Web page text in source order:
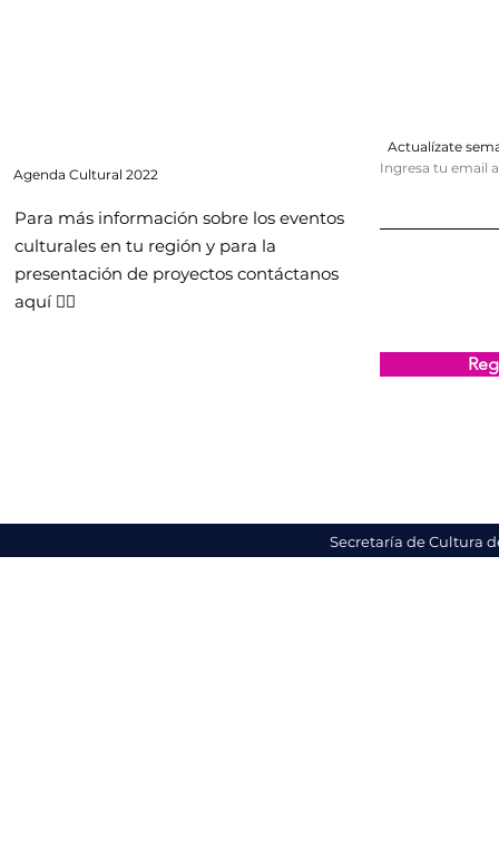
Agenda Cultural 2022
Para más información sobre los eventos
culturales en tu región y para la
presentación de proyectos contáctanos
aquí 👇🏻
Actualízate
Ingresa tu email
Secretaría de Cultura